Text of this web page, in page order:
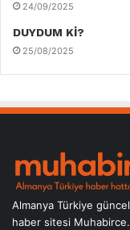
24/09/2025
DUYDUM Kİ?
25/08/2025
Almanya Türkiye
haber sitesi